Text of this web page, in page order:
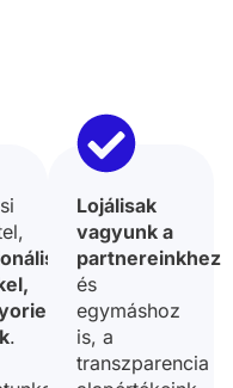
.
Lojálisak
vagyunk a
partnereinkhez
és
egymáshoz
is, a
transzparencia